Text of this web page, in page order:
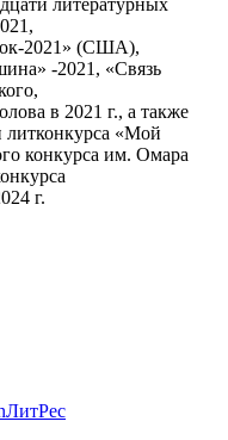
литературных
2021» (США),
-2021, «Связь
в 2021 г., а также
литконкурса «Мой
конкурса им. Омара
г.
ЛитРес